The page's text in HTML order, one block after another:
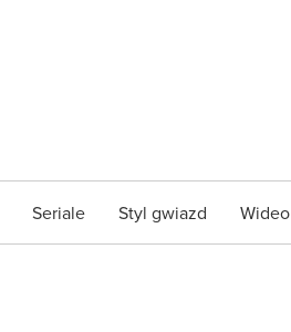
Seriale Styl gwiazd Wideo